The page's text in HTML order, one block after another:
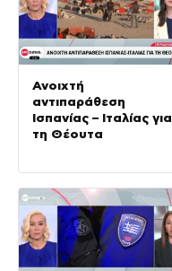
Ανοιχτή
αντιπαράθεση
Ισπανίας – Ιταλίας για
τη Θέουτα